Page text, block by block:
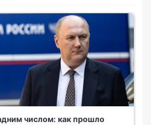
числом: как прошло